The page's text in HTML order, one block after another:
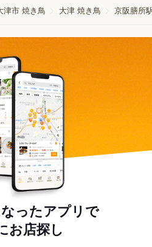
津市 焼き鳥 大津 焼き鳥 京阪膳所
ったアプリで
お店探し